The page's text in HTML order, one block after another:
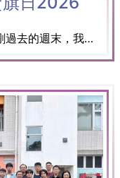
本校公益少年團團員再接再厲。在剛過去的週末，我們參與了「香港耀能協會 — 全港賣旗日」義工服務。當天天氣時晴時雨，但各位團員仍不畏炎熱與天氣變化，盡力向大埔街坊及途人籌款。 我們相信，當天所付出的微小力量與汗水，能為香港耀能協會籌集經費，讓愛心持續延伸。